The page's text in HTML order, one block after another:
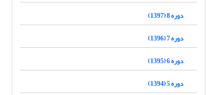
دوره 8 (1397)
دوره 7 (1396)
دوره 6 (1395)
دوره 5 (1394)